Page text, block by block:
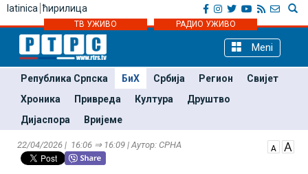
latinica ћирилица
ТВ УЖИВО РАДИО УЖИВО
Meni
Република Српска БиХ Србија Регион
Свијет
Хроника
Привреда Култура
Друштво
Дијаспора
Вријеме
22/04/2026 | 16:06 ⇒ 16:09 | Аутор: СРНА